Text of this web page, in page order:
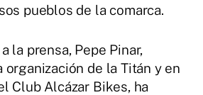
pueblos de la comarca.
la prensa, Pepe Pinar,
organización de la Titán y en
Club Alcázar Bikes, ha